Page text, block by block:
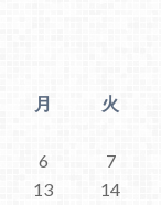
月
火
6
7
13
14